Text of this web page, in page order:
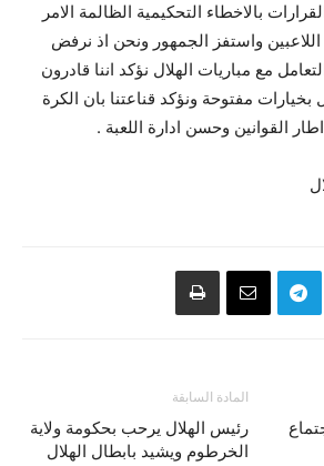
بالاخطاء التحكيمية الظالمة الامر
واستفز الجمهور ونحن اذ نرفض
مع مباريات الهلال نؤكد اننا قادرون
مفتوحة ونؤكد قناعتنا بان الكرة
القوانين وحسن ادارة اللعبة .
المادة السابقة
رئيس الهلال يرحب بحكومة ولاية
الخرطوم ويشيد بابطال الهلال